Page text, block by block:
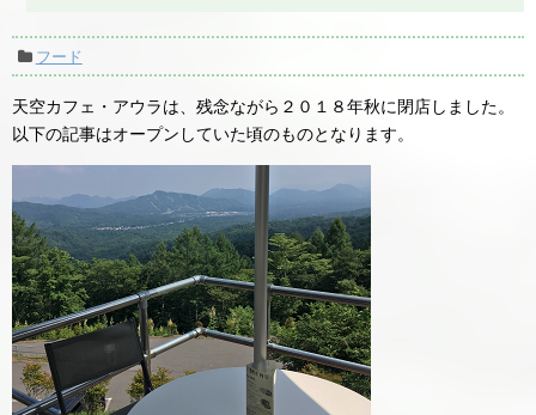
フード
天空カフェ・アウラは、残念ながら２０１８年秋に閉店しました。
以下の記事はオープンしていた頃のものとなります。